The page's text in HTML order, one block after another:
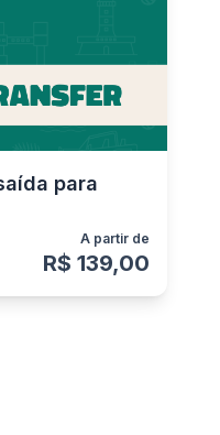
para
A partir de
R$ 139,00